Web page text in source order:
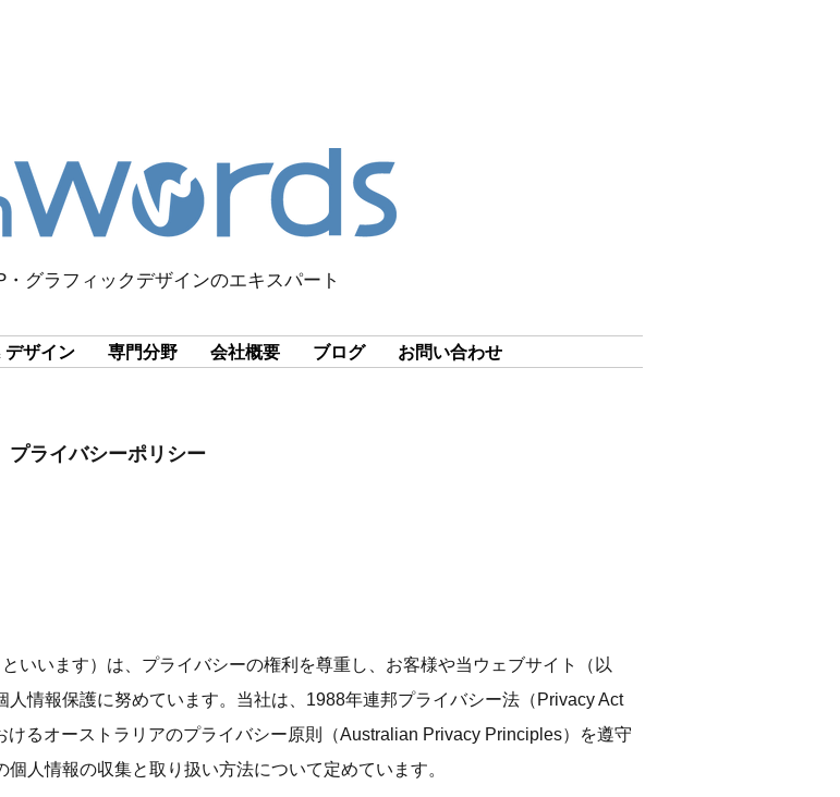
・グラフィックデザインのエキスパート
デザイン 専門分野 会社概要 ブログ お問い合わせ
プライバシーポリシー
いいます）は、プライバシーの権利を尊重し、お客様や当ウェブサイト（以
情報保護に努めています。当社は、1988年連邦プライバシー法（Privacy Act
るオーストラリアのプライバシー原則（Australian Privacy Principles）を遵守
人情報の収集と取り扱い方法について定めています。